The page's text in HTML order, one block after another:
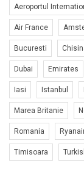
Aeroportul
Air France
Bucuresti
Dubai Emirates
Iasi Istanbul
Marea Britanie
Romania
Timisoara